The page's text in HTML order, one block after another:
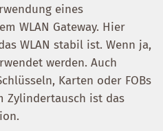
eines
WLAN Gateway. Hier
WLAN stabil ist. Wenn ja,
werden. Auch
Karten oder FOBs
Zylindertausch ist das